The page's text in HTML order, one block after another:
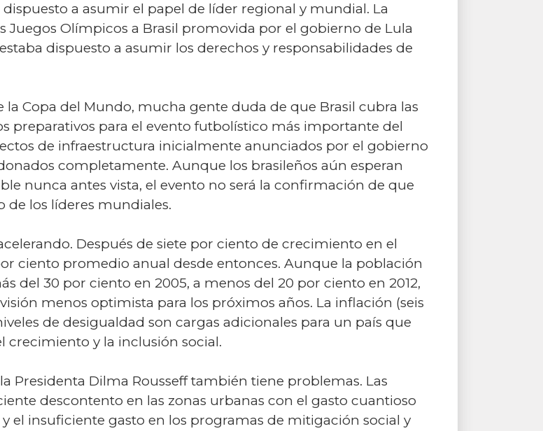
a asumir el papel de líder regional y mundial. La
Juegos Olímpicos a Brasil promovida por el gobierno de Lula
dispuesto a asumir los derechos y responsabilidades de
Copa del Mundo, mucha gente duda de que Brasil cubra las
preparativos para el evento futbolístico más importante del
de infraestructura inicialmente anunciados por el gobierno
completamente. Aunque los brasileños aún esperan
nunca antes vista, el evento no será la confirmación de que
de los líderes mundiales.
Después de siete por ciento de crecimiento en el
ciento promedio anual desde entonces. Aunque la población
del 30 por ciento en 2005, a menos del 20 por ciento en 2012,
menos optimista para los próximos años. La inflación (seis
de desigualdad son cargas adicionales para un país que
crecimiento y la inclusión social.
Presidenta Dilma Rousseff también tiene problemas. Las
descontento en las zonas urbanas con el gasto cuantioso
el insuficiente gasto en los programas de mitigación social y